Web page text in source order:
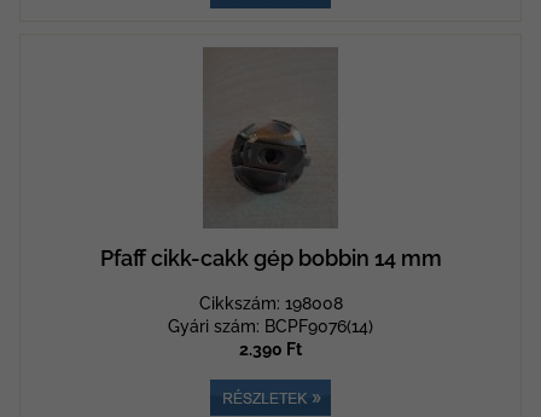
Pfaff cikk-cakk gép bobbin 14 mm
Cikkszám: 198008
Gyári szám: BCPF9076(14)
2.390 Ft